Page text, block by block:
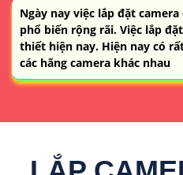
Ngày nay việc lắp đặt
phổ biến rộng rãi. Việc lắp
thiết hiện nay. Hiện nay có
các hãng camera khác nhau